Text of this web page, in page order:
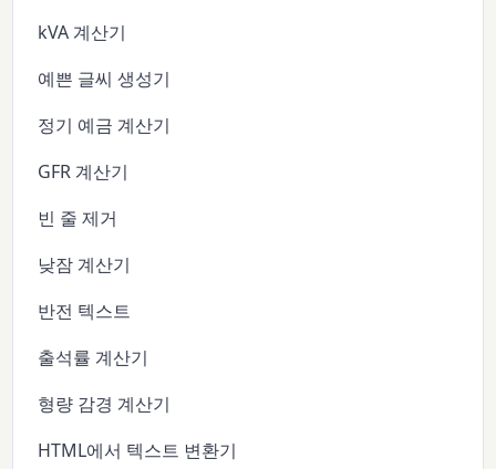
kVA 계산기
예쁜 글씨 생성기
정기 예금 계산기
GFR 계산기
빈 줄 제거
낮잠 계산기
반전 텍스트
출석률 계산기
형량 감경 계산기
HTML에서 텍스트 변환기